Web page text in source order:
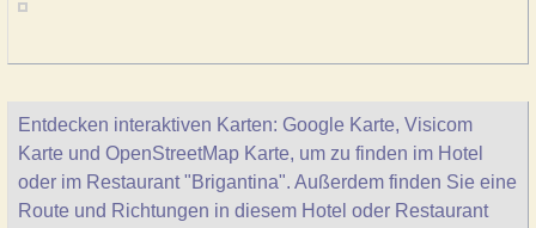
Entdecken interaktiven Karten: Google Karte, Visicom
Karte und OpenStreetMap Karte, um zu finden im Hotel
oder im Restaurant "Brigantina". Außerdem finden Sie eine
Route und Richtungen in diesem Hotel oder Restaurant